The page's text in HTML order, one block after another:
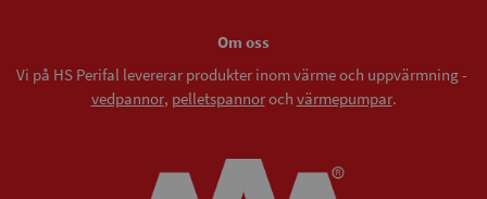
Om oss
Vi på HS Perifal levererar produkter inom värme och uppvärmning -
vedpannor, pelletspannoroch värmepumpar.